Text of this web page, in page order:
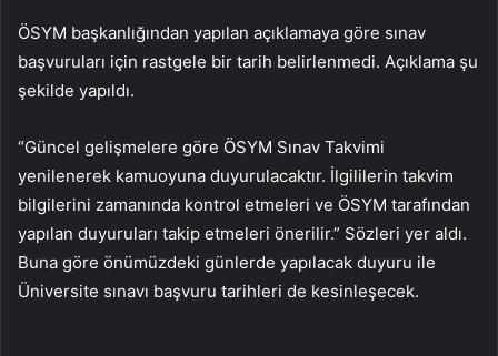
ÖSYM başkanlığından yapılan açıklamaya göre sınav
başvuruları için rastgele bir tarih belirlenmedi. Açıklama şu
şekilde yapıldı.
“Güncel gelişmelere göre ÖSYM Sınav Takvimi
yenilenerek kamuoyuna duyurulacaktır. İlgililerin takvim
bilgilerini zamanında kontrol etmeleri ve ÖSYM tarafından
yapılan duyuruları takip etmeleri önerilir.” Sözleri yer aldı.
Buna göre önümüzdeki günlerde yapılacak duyuru ile
Üniversite sınavı başvuru tarihleri ​​de kesinleşecek.